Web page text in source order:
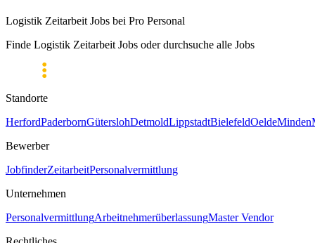
Logistik Zeitarbeit Jobs bei Pro Personal
Finde Logistik Zeitarbeit Jobs oder durchsuche alle Jobs
Standorte
HerfordPaderbornGüterslohDetmoldLippstadtBielefeldOeldeMinden
Bewerber
JobfinderZeitarbeitPersonalvermittlung
Unternehmen
PersonalvermittlungArbeitnehmerüberlassungMaster Vendor